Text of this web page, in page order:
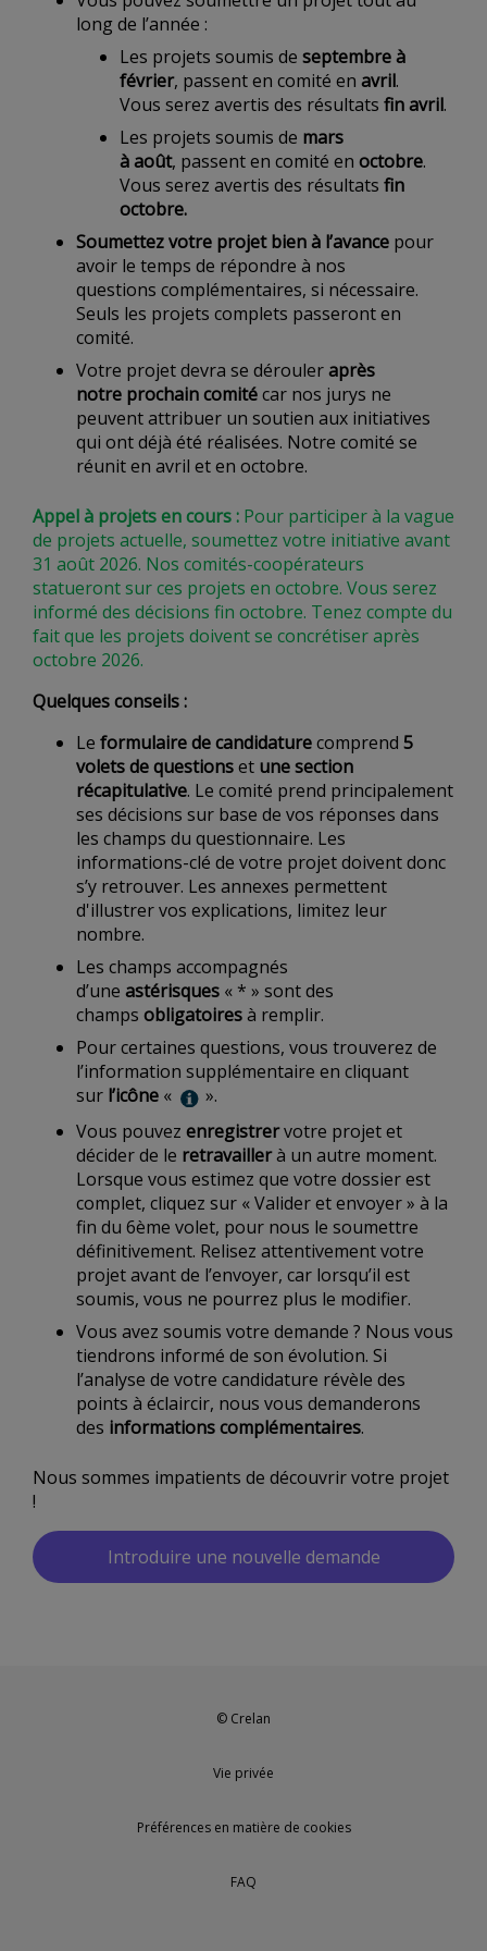
long de l’année :
Les projets soumis de septembre à
février, passent en comité en avril.
Vous serez avertis des résultats fin avril.
Les projets soumis de mars
à août, passent en comité en octobre.
Vous serez avertis des résultats fin
octobre.
Soumettez votre projet bien à l’avance pour
avoir le temps de répondre à nos
questions complémentaires, si nécessaire.
Seuls les projets complets passeront en
comité.
Votre projet devra se dérouleraprès
notre prochain comitécar nos jurys ne
peuvent attribuer un soutien aux initiatives
qui ont déjà été réalisées. Notre comité se
réunit en avril et en octobre.
Appel à projets en cours : Pour participer à la vague
de projets actuelle, soumettez votre initiative avant
31 août 2026. Nos comités-coopérateurs
statueront sur ces projets en octobre. Vous serez
informé des décisions fin octobre. Tenez compte du
fait que les projets doivent se concrétiser après
octobre 2026.
Quelques conseils :
Le formulaire de candidaturecomprend 5
volets de questionset une section
récapitulative. Le comité prend principalement
ses décisions sur base de vos réponses dans
les champs du questionnaire. Les
informations-clé de votre projet doivent donc
s’y retrouver. Les annexes permettent
d'illustrer vos explications, limitez leur
nombre.
Les champs accompagnés
d’une astérisques « * » sont des
champs obligatoiresà remplir.
Pour certaines questions, vous trouverez de
l’information supplémentaire en cliquant
sur l’icône «
».
Vous pouvez enregistrervotre projet et
décider de le retravaillerà un autre moment.
Lorsque vous estimez que votre dossier est
complet, cliquez sur « Valider et envoyer » à la
fin du 6ème volet, pour nous le soumettre
définitivement. Relisez attentivement votre
projet avant de l’envoyer, car lorsqu’il est
soumis, vous ne pourrez plus le modifier.
Vous avez soumis votre demande ? Nous vous
tiendrons informé de son évolution. Si
l’analyse de votre candidature révèle des
points à éclaircir, nous vous demanderons
des informations complémentaires.
Nous sommes impatients de découvrir votre projet
!
Introduire une nouvelle demande
© Crelan
Vie privée
Préférences en matière de cookies
FAQ